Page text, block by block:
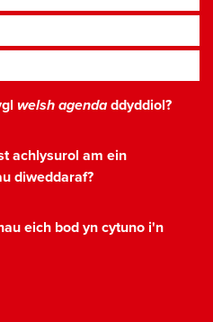
welsh agendaddyddiol?
achlysurol am ein
diweddaraf?
eich bod yn cytuno i'n